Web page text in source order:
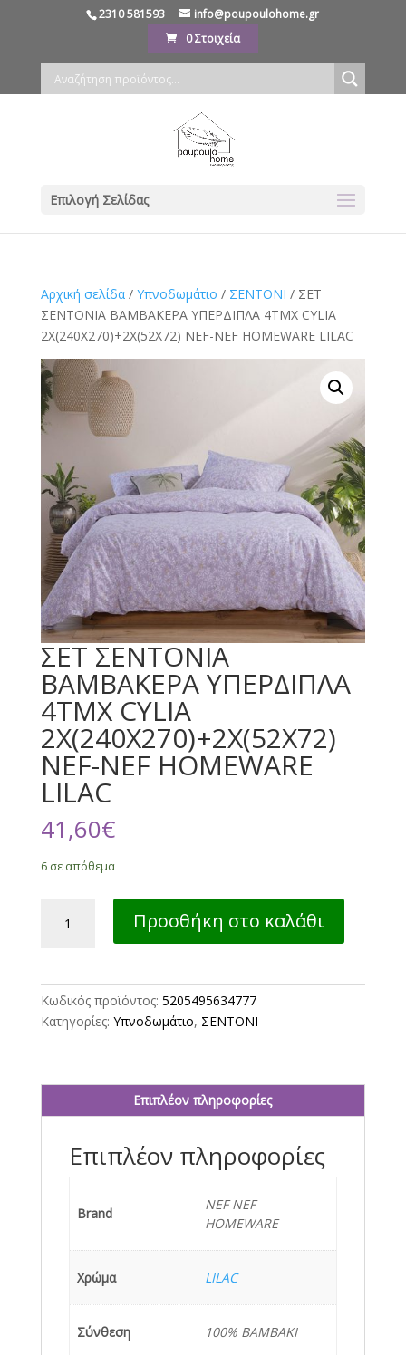
2310 581593
info@poupoulohome.gr
0 Στοιχεία
Επιλογή Σελίδας
Αρχική σελίδα/ Υπνοδωμάτιο / ΣΕΝΤΟΝΙ / ΣΕΤ
ΣΕΝΤΟΝΙΑ ΒΑΜΒΑΚΕΡΑ ΥΠΕΡΔΙΠΛΑ 4ΤΜΧ CYLIA
2Χ(240Χ270)+2Χ(52Χ72) NEF-NEF HOMEWARE LILAC
ΣΕΤ ΣΕΝΤΟΝΙΑ
ΒΑΜΒΑΚΕΡΑ ΥΠΕΡΔΙΠΛΑ
4ΤΜΧ CYLIA
2Χ(240Χ270)+2Χ(52Χ72)
NEF-NEF HOMEWARE
LILAC
41,60€
6 σε απόθεμα
ΣΕΝΤΟΝΙΑ
ΒΑΜΒΑΚΕΡΑ
2Χ(240Χ270)+2Χ(52Χ72)
LILAC
Προσθήκη στο καλάθι
Κωδικός προϊόντος: 5205495634777
Κατηγορίες: Υπνοδωμάτιο, ΣΕΝΤΟΝΙ
Επιπλέον πληροφορίες
Επιπλέον πληροφορίες
Brand
NEF NEF
HOMEWARE
Χρώμα LILAC
Σύνθεση 100% ΒΑΜΒΑΚΙ